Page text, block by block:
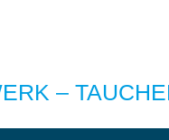
–